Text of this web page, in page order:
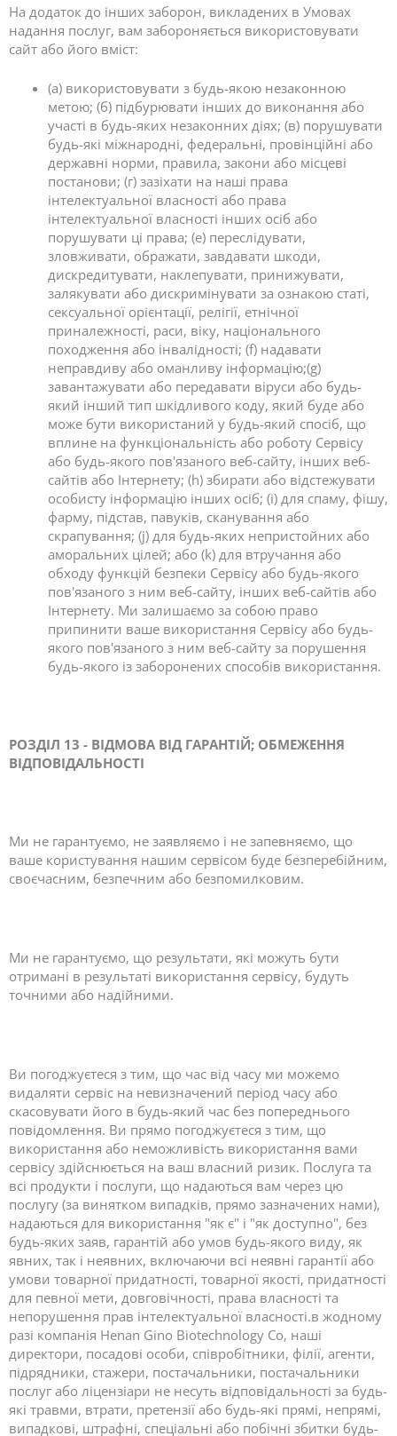
На додаток до інших заборон, викладених в Умовах
надання послуг, вам забороняється використовувати
сайт або його вміст:
(а) використовувати з будь-якою незаконною
метою; (б) підбурювати інших до виконання або
участі в будь-яких незаконних діях; (в) порушувати
будь-які міжнародні, федеральні, провінційні або
державні норми, правила, закони або місцеві
постанови; (г) зазіхати на наші права
інтелектуальної власності або права
інтелектуальної власності інших осіб або
порушувати ці права; (e) переслідувати,
зловживати, ображати, завдавати шкоди,
дискредитувати, наклепувати, принижувати,
залякувати або дискримінувати за ознакою статі,
сексуальної орієнтації, релігії, етнічної
приналежності, раси, віку, національного
походження або інвалідності; (f) надавати
неправдиву або оманливу інформацію;(g)
завантажувати або передавати віруси або будь-
який інший тип шкідливого коду, який буде або
може бути використаний у будь-який спосіб, що
вплине на функціональність або роботу Сервісу
або будь-якого пов'язаного веб-сайту, інших веб-
сайтів або Інтернету; (h) збирати або відстежувати
особисту інформацію інших осіб; (i) для спаму, фішу,
фарму, підстав, павуків, сканування або
скрапування; (j) для будь-яких непристойних або
аморальних цілей; або (k) для втручання або
обходу функцій безпеки Сервісу або будь-якого
пов'язаного з ним веб-сайту, інших веб-сайтів або
Інтернету. Ми залишаємо за собою право
припинити ваше використання Сервісу або будь-
якого пов'язаного з ним веб-сайту за порушення
будь-якого із заборонених способів використання.
РОЗДІЛ 13 - ВІДМОВА ВІД ГАРАНТІЙ; ОБМЕЖЕННЯ
ВІДПОВІДАЛЬНОСТІ
Ми не гарантуємо, не заявляємо і не запевняємо, що
ваше користування нашим сервісом буде безперебійним,
своєчасним, безпечним або безпомилковим.
Ми не гарантуємо, що результати, які можуть бути
отримані в результаті використання сервісу, будуть
точними або надійними.
Ви погоджуєтеся з тим, що час від часу ми можемо
видаляти сервіс на невизначений період часу або
скасовувати його в будь-який час без попереднього
повідомлення. Ви прямо погоджуєтеся з тим, що
використання або неможливість використання вами
сервісу здійснюється на ваш власний ризик. Послуга та
всі продукти і послуги, що надаються вам через цю
послугу (за винятком випадків, прямо зазначених нами),
надаються для використання "як є" і "як доступно", без
будь-яких заяв, гарантій або умов будь-якого виду, як
явних, так і неявних, включаючи всі неявні гарантії або
умови товарної придатності, товарної якості, придатності
для певної мети, довговічності, права власності та
непорушення прав інтелектуальної власності.в жодному
разі компанія Henan Gino Biotechnology Co, наші
директори, посадові особи, співробітники, філії, агенти,
підрядники, стажери, постачальники, постачальники
послуг або ліцензіари не несуть відповідальності за будь-
які травми, втрати, претензії або будь-які прямі, непрямі,
випадкові, штрафні, спеціальні або побічні збитки будь-